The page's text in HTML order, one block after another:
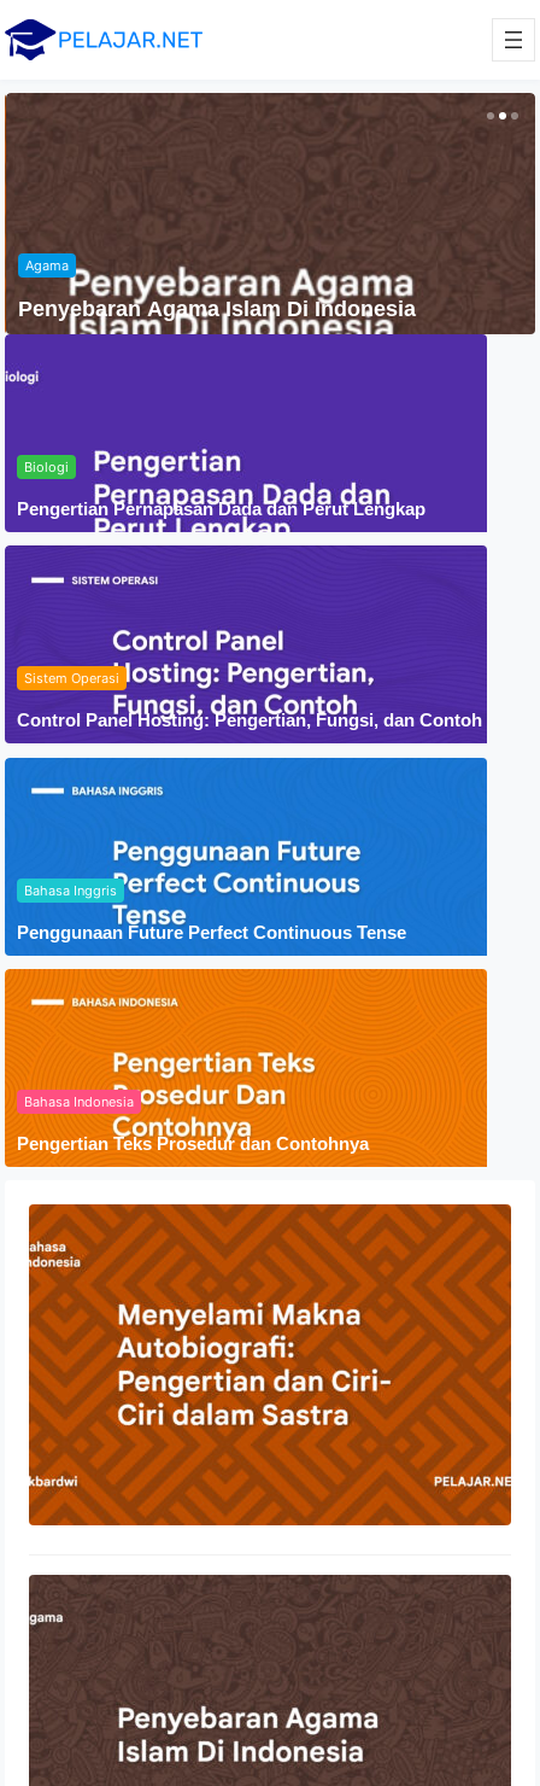
Agama
Penyebaran Agama Islam Di Indonesia
Biologi
Pengertian Pernapasan Dada dan Perut Lengkap
Sistem Operasi
Control Panel Hosting: Pengertian, Fungsi, dan Contoh
Bahasa Inggris
Penggunaan Future Perfect Continuous Tense
Bahasa Indonesia
Pengertian Teks Prosedur dan Contohnya
Menyelami Makna Autobiografi:
Pengertian dan Ciri-Ciri dalam Sastra
23 Oktober 2023
Penyebaran Agama Islam Di
Indonesia
22 Oktober 2023